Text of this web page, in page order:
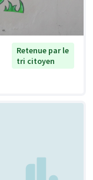
Retenue par le
tri citoyen